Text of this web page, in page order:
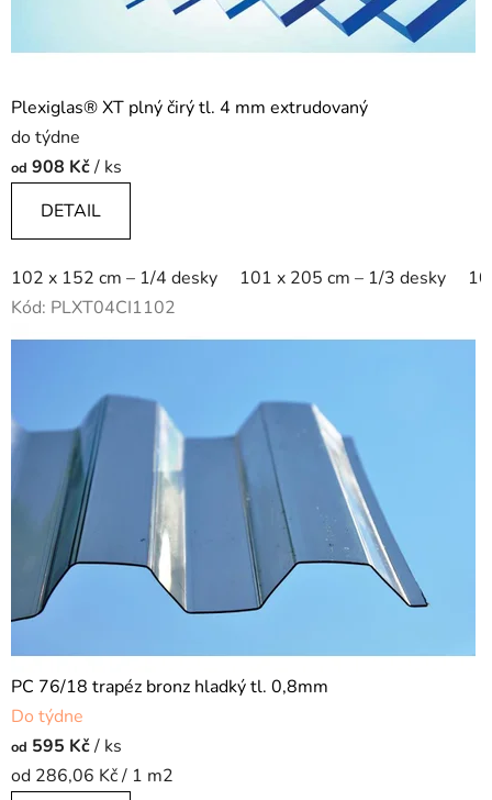
Plexiglas® XT plný čirý tl. 4 mm extrudovaný
do týdne
od 908 Kč/ ks
DETAIL
102 x 152 cm – 1/4 desky 101 x 205 cm – 1/3 desky
Kód: PLXT04CI1102
PC 76/18 trapéz bronz hladký tl. 0,8mm
Do týdne
od 595 Kč/ ks
Měrná
od 286,06 Kč / 1 m2